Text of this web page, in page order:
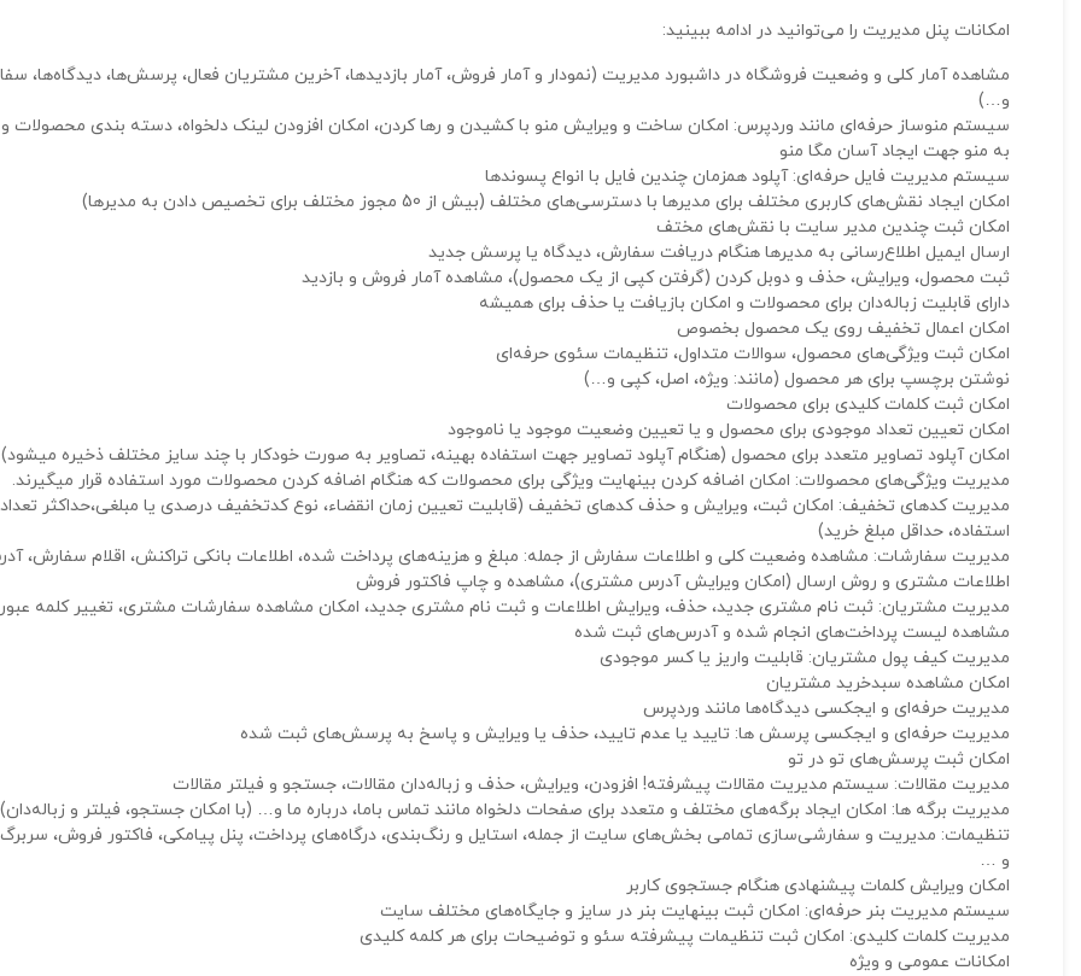
امکانات پنل مدیریت را می‌توانید در ادامه ببینید:
مشاهده آمار کلی و وضعیت فروشگاه در داشبورد مدیریت (نمودار و آمار فروش، آمار بازدیدها، آخرین مشتریان فعال، پرسش‌ها، دیدگاه‌ها،
و…)
سیستم منوساز حرفه‌ای مانند وردپرس: امکان ساخت و ویرایش منو با کشیدن و رها کردن، امکان افزودن لینک دلخواه، دسته بندی محصولات و
به منو جهت ایجاد آسان مگا منو
سیستم مدیریت فایل حرفه‌ای: آپلود همزمان چندین فایل با انواع پسوندها
امکان ایجاد نقش‌های کاربری مختلف برای مدیرها با دسترسی‌های مختلف (بیش از 50 مجوز مختلف برای تخصیص دادن به مدیرها)
امکان ثبت چندین مدیر سایت با نقش‌های مختف
ارسال ایمیل اطلاع‌رسانی به مدیرها هنگام دریافت سفارش، دیدگاه یا پرسش جدید
ثبت محصول، ویرایش، حذف و دوبل کردن (گرفتن کپی از یک محصول)، مشاهده آمار فروش و بازدید
دارای قابلیت زباله‌دان برای محصولات و امکان بازیافت یا حذف برای همیشه
امکان اعمال تخفیف روی یک محصول بخصوص
امکان ثبت ویژگی‌های محصول، سوالات متداول، تنظیمات سئوی حرفه‌ای
نوشتن برچسپ برای هر محصول (مانند: ویژه، اصل، کپی و…)
امکان ثبت کلمات کلیدی برای محصولات
امکان تعیین تعداد موجودی برای محصول و یا تعیین وضعیت موجود یا ناموجود
امکان آپلود تصاویر متعدد برای محصول (هنگام آپلود تصاویر جهت استفاده بهینه، تصاویر به صورت خودکار با چند سایز مختلف ذخیره میشود)
مدیریت ویژگی‌های محصولات: امکان اضافه کردن بینهایت ویژگی برای محصولات که هنگام اضافه کردن محصولات مورد استفاده قرار میگیرند.
مدیریت کدهای تخفیف: امکان ثبت، ویرایش و حذف کدهای تخفیف (قابلیت تعیین زمان انقضاء، نوع کدتخفیف درصدی یا مبلغی،حداکثر تعداد
استفاده، حداقل مبلغ خرید)
مدیریت سفارشات: مشاهده وضعیت کلی و اطلاعات سفارش از جمله: مبلغ و هزینه‌های پرداخت شده، اطلاعات بانکی تراکنش، اقلام سفارش،
اطلاعات مشتری و روش ارسال (امکان ویرایش آدرس مشتری)، مشاهده و چاپ فاکتور فروش
مدیریت مشتریان: ثبت نام مشتری جدید، حذف، ویرایش اطلاعات و ثبت نام مشتری جدید، امکان مشاهده سفارشات مشتری، تغییر کلمه
مشاهده لیست پرداخت‌های انجام شده و آدرس‌های ثبت شده
مدیریت کیف پول مشتریان: قابلیت واریز یا کسر موجودی
امکان مشاهده سبدخرید مشتریان
مدیریت حرفه‌ای و ایجکسی دیدگاه‌ها مانند وردپرس
مدیریت حرفه‌ای و ایجکسی پرسش ها: تایید یا عدم تایید، حذف یا ویرایش و پاسخ به پرسش‌های ثبت شده
امکان ثبت پرسش‌های تو در تو
مدیریت مقالات: سیستم مدیریت مقالات پیشرفته! افزودن، ویرایش، حذف و زباله‌دان مقالات، جستجو و فیلتر مقالات
مدیریت برگه ها: امکان ایجاد برگه‌های مختلف و متعدد برای صفحات دلخواه مانند تماس باما، درباره ما و… (با امکان جستجو، فیلتر و زباله‌دان)
تنظیمات: مدیریت و سفارشی‌سازی تمامی بخش‌های سایت از جمله، استایل و رنگ‌بندی، درگاه‌های پرداخت، پنل پیامکی، فاکتور فروش، سربرگ
و …
امکان ویرایش کلمات پیشنهادی هنگام جستجوی کاربر
سیستم مدیریت بنر حرفه‌ای: امکان ثبت بینهایت بنر در سایز و جایگاه‌های مختلف سایت
مدیریت کلمات کلیدی: امکان ثبت تنظیمات پیشرفته سئو و توضیحات برای هر کلمه کلیدی
امکانات عمومی و ویژه